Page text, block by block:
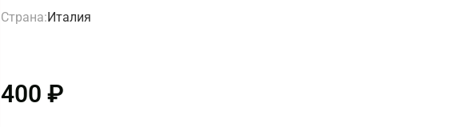
Страна:Италия
400 ₽